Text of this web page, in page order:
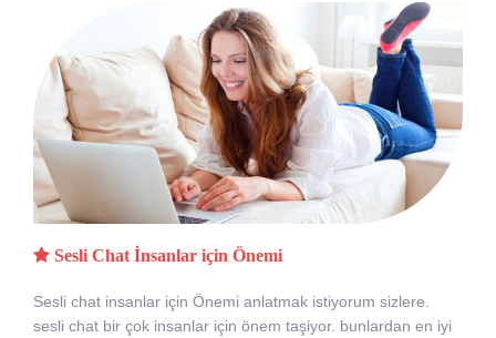
Sesli Chat İnsanlar için Önemi
Sesli chat insanlar için Önemi anlatmak istiyorum sizlere.
sesli chat bir çok insanlar için önem taşiyor. bunlardan en iyi